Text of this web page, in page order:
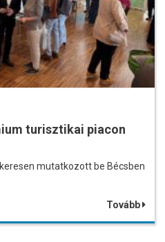
turisztikai piacon
mutatkozott be Bécsben
Tovább